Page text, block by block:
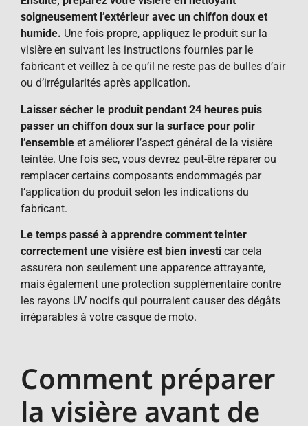
soigneusement l’extérieur avec un chiffon doux et
humide. Une fois propre, appliquez le produit sur la
visière en suivant les instructions fournies par le
fabricant et veillez à ce qu’il ne reste pas de bulles d’air
ou d’irrégularités après application.
Laisser sécher le produit pendant 24 heures puis
passer un chiffon doux sur la surface pour polir
l’ensemble et améliorer l’aspect général de la visière
teintée. Une fois sec, vous devrez peut-être réparer ou
remplacer certains composants endommagés par
l’application du produit selon les indications du
fabricant.
Le temps passé à apprendre comment teinter
correctement une visière est bien investi car cela
assurera non seulement une apparence attrayante,
mais également une protection supplémentaire contre
les rayons UV nocifs qui pourraient causer des dégâts
irréparables à votre casque de moto.
Comment préparer
la visière avant de